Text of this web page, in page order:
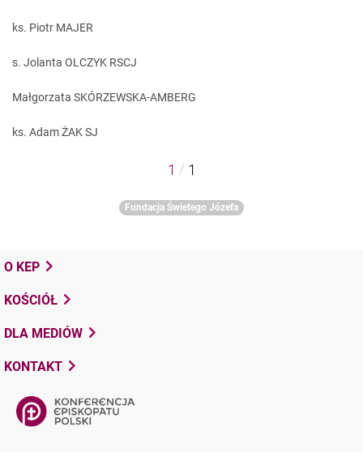
ks. Piotr MAJER
s. Jolanta OLCZYK RSCJ
Małgorzata SKÓRZEWSKA-AMBERG
ks. Adam ŻAK SJ
1 / 1
Fundacja Świetego Józefa
O KEP
KOŚCIÓŁ
DLA MEDIÓW
KONTAKT